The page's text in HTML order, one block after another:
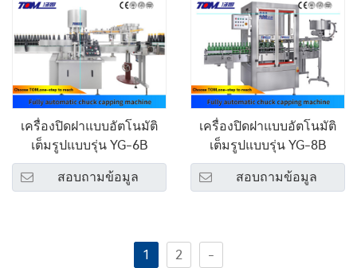
เครื่องปิดฝาแบบอัตโนมัติ
เต็มรูปแบบรุ่น YG-6B
สอบถามข้อมูล
เครื่องปิดฝาแบบอัตโนมัติ
เต็มรูปแบบรุ่น YG-8B
สอบถามข้อมูล
1 2 -